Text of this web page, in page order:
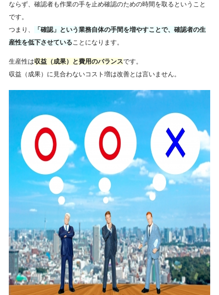
ならず、確認者も作業の手を止め確認のための時間を取るということ
です。
つまり、
「確認」という業務自体の手間を増やすことで、確認者の生
産性を低下させている ことになります。
生産性は収益（成果）と費用のバランスです。
収益（成果）に見合わないコスト増は改善とは言いません。